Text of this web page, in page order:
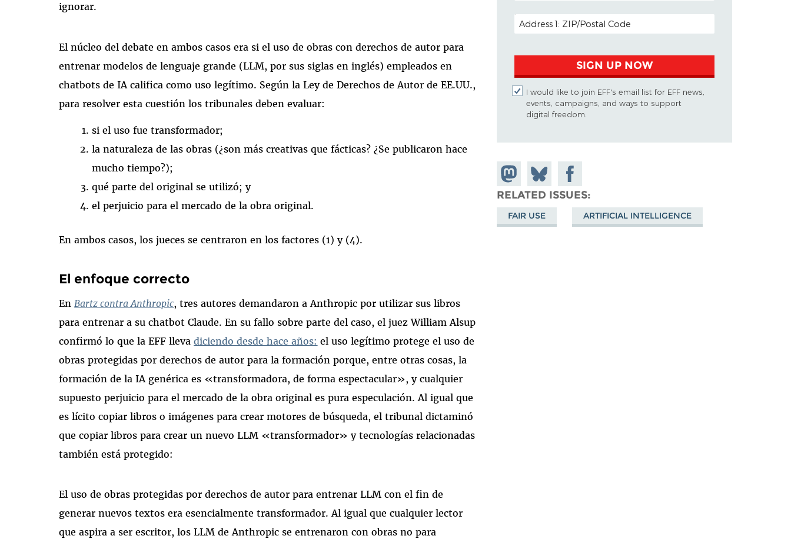
ignorar.
El núcleo del debate en ambos casos era si el uso de obras con derechos de autor para
entrenar modelos de lenguaje grande (LLM, por sus siglas en inglés) empleados en
chatbots de IA califica como uso legítimo. Según la Ley de Derechos de Autor de EE.UU.,
para resolver esta cuestión los tribunales deben evaluar:
si el uso fue transformador;
la naturaleza de las obras (¿son más creativas que fácticas? ¿Se publicaron hace
mucho tiempo?);
qué parte del original se utilizó; y
el perjuicio para el mercado de la obra original.
En ambos casos, los jueces se centraron en los factores (1) y (4).
El enfoque correcto
En Bartz contra Anthropic, tres autores demandaron a Anthropic por utilizar sus libros
para entrenar a su chatbot Claude. En su fallo sobre parte del caso, el juez William Alsup
confirmó lo que la EFF llevadiciendo desde hace años: el uso legítimo protege el uso de
obras protegidas por derechos de autor para la formación porque, entre otras cosas, la
formación de la IA genérica es «transformadora, de forma espectacular», y cualquier
supuesto perjuicio para el mercado de la obra original es pura especulación. Al igual que
es lícito copiar libros o imágenes para crear motores de búsqueda, el tribunal dictaminó
que copiar libros para crear un nuevo LLM «transformador» y tecnologías relacionadas
también está protegido:
El uso de obras protegidas por derechos de autor para entrenar LLM con el fin de
generar nuevos textos era esencialmente transformador. Al igual que cualquier lector
que aspira a ser escritor, los LLM de Anthropic se entrenaron con obras no para
EMAIL ADDRESS
SIGN UP NOW
I would like to join EFF's email list for EFF news,
events, campaigns, and ways to support
digital freedom.
Share on
Mastodon
Share
on
Bluesky
Share on
Facebook
RELATED ISSUES
FAIR USE ARTIFICIAL INTELLIGENCE